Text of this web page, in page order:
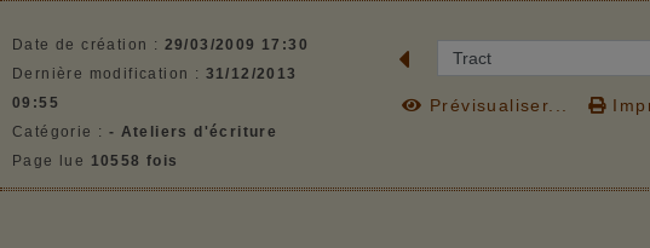
Date de création : 29/03/2009 17:30
Dernière modification : 31/12/2013
09:55
Catégorie : - Ateliers d'écriture
Page lue
10558 fois
Prévisualiser...